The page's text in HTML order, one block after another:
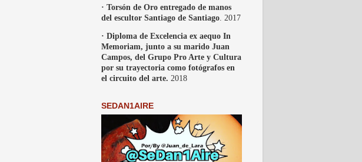
· Torsón de Oro entregado de manos
del escultor Santiago de Santiago . 2017
· Diploma de Excelencia ex aequo In
Memoriam, junto a su marido Juan
Campos, del Grupo Pro Arte y Cultura
por su trayectoria como fotógrafos en
el circuito del arte. 2018
SEDAN1AIRE